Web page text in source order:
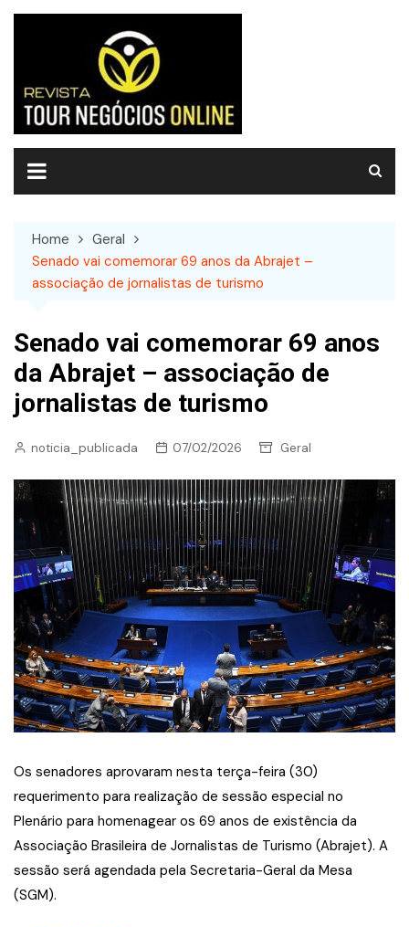
Skip
Home
Geral
Senado vai comemorar 69 anos da Abrajet –
associação de jornalistas de turismo
Senado vai comemorar 69 anos
da Abrajet – associação de
jornalistas de turismo
noticia_publicada 07/02/2026 Geral
Os senadores aprovaram nesta terça-feira (30)
requerimento para realização de sessão especial no
Plenário para homenagear os 69 anos de existência da
Associação Brasileira de Jornalistas de Turismo (Abrajet). A
sessão será agendada pela Secretaria-Geral da Mesa
(SGM).